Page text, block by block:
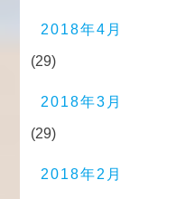
2018年4月
(29)
2018年3月
(29)
2018年2月